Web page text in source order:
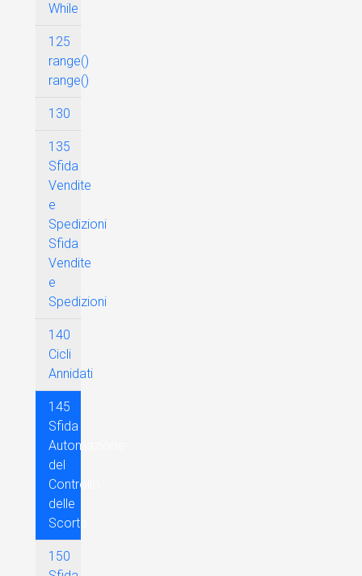
While
125
range()
range()
130
135
Sfida
Vendite
e
Spedizioni
Sfida
Vendite
e
Spedizioni
140
Cicli
Annidati
145
Sfida
Automazione
del
Controllo
delle
Scorte
150